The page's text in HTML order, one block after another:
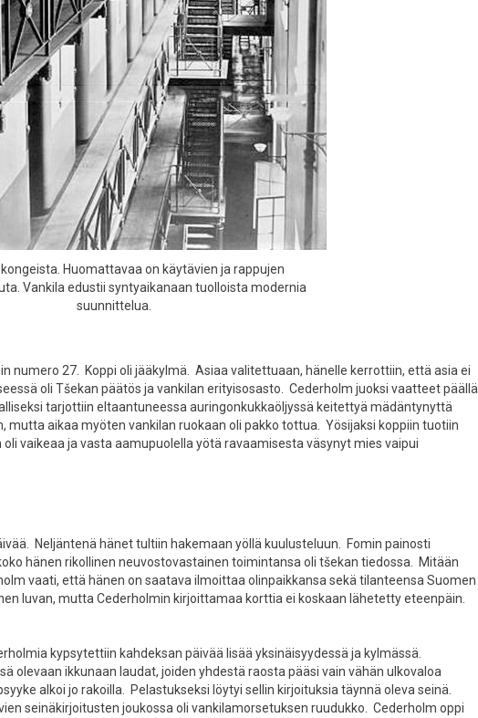
kongeista. Huomattavaa on käytävien ja rappujen
Vankila edustii syntyaikanaan tuolloista modernia
suunnittelua.
numero 27. Koppi oli jääkylmä. Asiaa valitettuaan, hänelle kerrottiin, että asia ei
oli Tšekan päätös ja vankilan erityisosasto. Cederholm juoksi vaatteet päällä
tarjottiin eltaantuneessa auringonkukkaöljyssä keitettyä mädäntynyttä
mutta aikaa myöten vankilan ruokaan oli pakko tottua. Yösijaksi koppiin tuotiin
vaikeaa ja vasta aamupuolella yötä ravaamisesta väsynyt mies vaipui
Neljäntenä hänet tultiin hakemaan yöllä kuulusteluun. Fomin painosti
hänen rikollinen neuvostovastainen toimintansa oli tšekan tiedossa. Mitään
vaati, että hänen on saatava ilmoittaa olinpaikkansa sekä tilanteensa Suomen
luvan, mutta Cederholmin kirjoittamaa korttia ei koskaan lähetetty eteenpäin.
kypsytettiin kahdeksan päivää lisää yksinäisyydessä ja kylmässä.
olevaan ikkunaan laudat, joiden yhdestä raosta pääsi vain vähän ulkovaloa
alkoi jo rakoilla. Pelastukseksi löytyi sellin kirjoituksia täynnä oleva seinä.
seinäkirjoitusten joukossa oli vankilamorsetuksen ruudukko. Cederholm oppi